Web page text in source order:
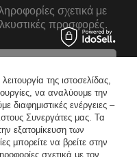
σχετικά με
προσφορές.
και το πεδίο εφαρμογής της υπηρεσίας Newsletter στο
της ιστοσελίδας,
να αναλύουμε την
διαφημιστικές ενέργειες –
Συνεργάτες μας. Τα
εξατομίκευση των
μπορείτε να βρείτε στην
σχετικά με τον